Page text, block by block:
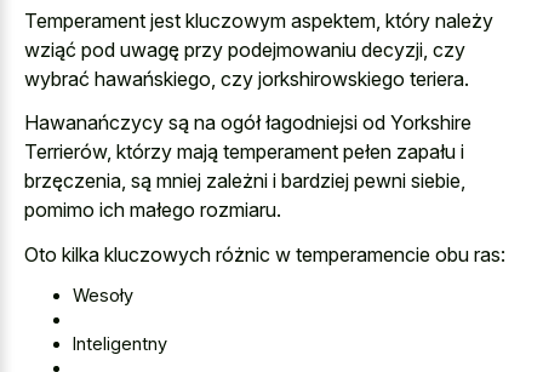
Temperament jest kluczowym aspektem, który należy
wziąć pod uwagę przy podejmowaniu decyzji, czy
wybrać hawańskiego, czy jorkshirowskiego teriera.
Hawanańczycy są na ogół łagodniejsi od Yorkshire
Terrierów, którzy mają temperament pełen zapału i
brzęczenia, są mniej zależni i bardziej pewni siebie,
pomimo ich małego rozmiaru.
Oto kilka kluczowych różnic w temperamencie obu ras:
Wesoły
Inteligentny